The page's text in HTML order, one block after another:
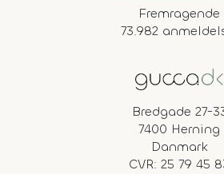
Fremragende
73.982
Bredgade 27-
7400 Herning
Danmark
CVR: 25 79 45